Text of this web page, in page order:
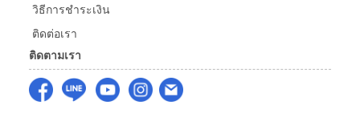
วิธีการชำระเงิน
ติดต่อเรา
ติดตามเรา